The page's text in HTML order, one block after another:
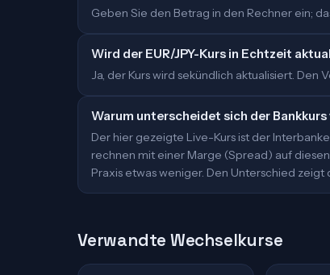
Geben Sie den Betrag in den Rechner ein;
Wird der EUR/JPY-Kurs in Echtzeit
Ja, der Kurs wird sekündlich aktualisiert. Den
Warum unterscheidet sich der Bankkurs
Der hier gezeigte Live-Kurs ist der
rechnen mit einer Marge (Spread) auf
Praxis etwas weniger. Den Unterschied
Verwandte Wechselkurse